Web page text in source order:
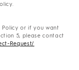
or if you want
5, please contact
Request/